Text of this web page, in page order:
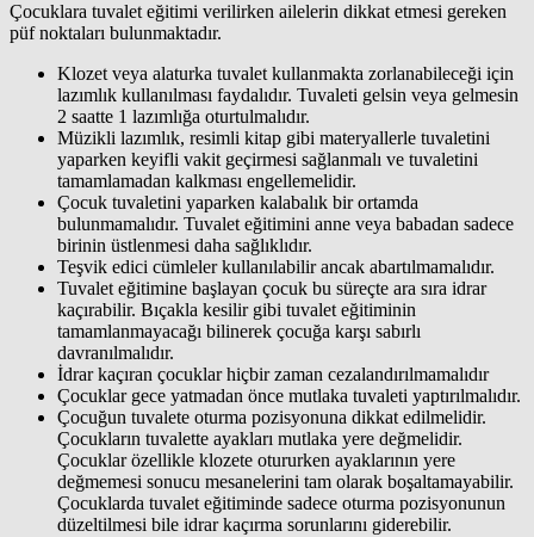
Çocuklara tuvalet eğitimi verilirken ailelerin dikkat etmesi gereken
püf noktaları bulunmaktadır.
Klozet veya alaturka tuvalet kullanmakta zorlanabileceği için
lazımlık kullanılması faydalıdır. Tuvaleti gelsin veya gelmesin
2 saatte 1 lazımlığa oturtulmalıdır.
Müzikli lazımlık, resimli kitap gibi materyallerle tuvaletini
yaparken keyifli vakit geçirmesi sağlanmalı ve tuvaletini
tamamlamadan kalkması engellemelidir.
Çocuk tuvaletini yaparken kalabalık bir ortamda
bulunmamalıdır. Tuvalet eğitimini anne veya babadan sadece
birinin üstlenmesi daha sağlıklıdır.
Teşvik edici cümleler kullanılabilir ancak abartılmamalıdır.
Tuvalet eğitimine başlayan çocuk bu süreçte ara sıra idrar
kaçırabilir. Bıçakla kesilir gibi tuvalet eğitiminin
tamamlanmayacağı bilinerek çocuğa karşı sabırlı
davranılmalıdır.
İdrar kaçıran çocuklar hiçbir zaman cezalandırılmamalıdır
Çocuklar gece yatmadan önce mutlaka tuvaleti yaptırılmalıdır.
Çocuğun tuvalete oturma pozisyonuna dikkat edilmelidir.
Çocukların tuvalette ayakları mutlaka yere değmelidir.
Çocuklar özellikle klozete otururken ayaklarının yere
değmemesi sonucu mesanelerini tam olarak boşaltamayabilir.
Çocuklarda tuvalet eğitiminde sadece oturma pozisyonunun
düzeltilmesi bile idrar kaçırma sorunlarını giderebilir.